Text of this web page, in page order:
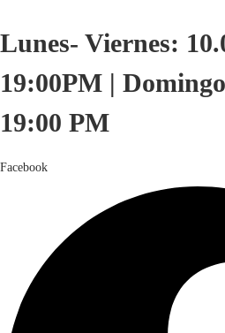
Lunes- Viernes:
19:00PM |
19:00 PM
Facebook